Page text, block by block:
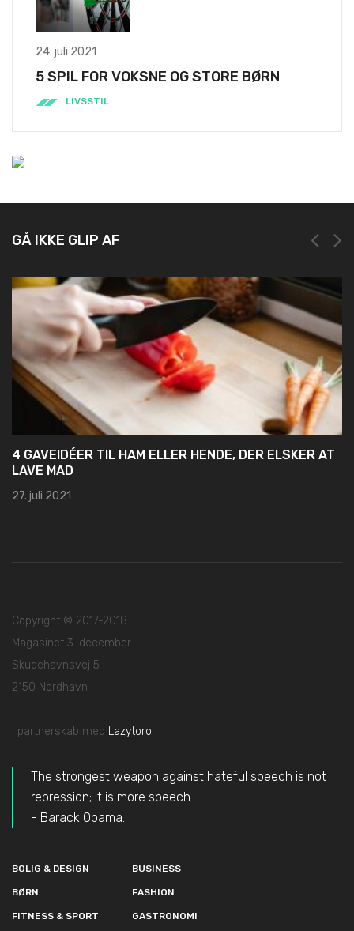
24. juli 2021
5 SPIL FOR VOKSNE OG STORE BØRN
LIVSSTIL
GÅ IKKE GLIP AF
4 GAVEIDÉER TIL HAM ELLER HENDE, DER ELSKER AT
LAVE MAD
27. juli 2021
Copyright © 2017-2018
Magasinet 3. december
Skudehavnsvej 5
2150 Nordhavn
I partnerskab med Lazytoro
The strongest weapon against hateful speech is not
repression; it is more speech.
- Barack Obama.
BOLIG & DESIGN BUSINESS
BØRN FASHION
FITNESS & SPORT GASTRONOMI